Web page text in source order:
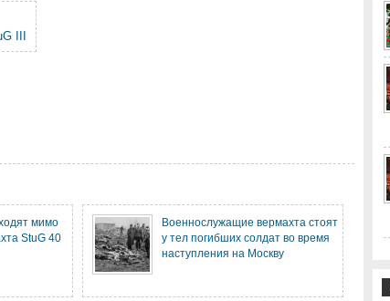
III
мимо
StuG 40
Военнослужащие вермахта стоят
у тел погибших солдат во время
наступления на Москву